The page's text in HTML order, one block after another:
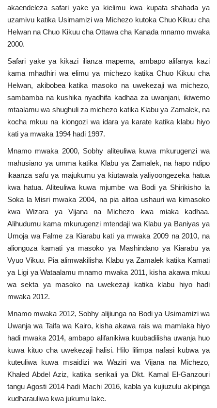
Nyaraka
Nafasi
Washiriki
Video
Maonyesho
Wadhamini
Language
English Swahili español
French Arabic
akaendeleza safari yake ya kielimu kwa kupata shahada ya
uzamivu katika Usimamizi wa Michezo kutoka Chuo Kikuu cha
Helwan na Chuo Kikuu cha Ottawa cha Kanada mnamo mwaka
2000.
Safari yake ya kikazi ilianza mapema, ambapo alifanya kazi
kama mhadhiri wa elimu ya michezo katika Chuo Kikuu cha
Helwan, akibobea katika masoko na uwekezaji wa michezo,
sambamba na kushika nyadhifa kadhaa za uwanjani, ikiwemo
mtaalamu wa shughuli za michezo katika Klabu ya Zamalek, na
kocha mkuu na kiongozi wa idara ya karate katika klabu hiyo
kati ya mwaka 1994 hadi 1997.
Mnamo mwaka 2000, Sobhy aliteuliwa kuwa mkurugenzi wa
mahusiano ya umma katika Klabu ya Zamalek, na hapo ndipo
ikaanza safu ya majukumu ya kiutawala yaliyoongezeka hatua
kwa hatua. Aliteuliwa kuwa mjumbe wa Bodi ya Shirikisho la
Soka la Misri mwaka 2004, na pia alitoa ushauri wa kimasoko
kwa Wizara ya Vijana na Michezo kwa miaka kadhaa.
Alihudumu kama mkurugenzi mtendaji wa Klabu ya Baniyas ya
Umoja wa Falme za Kiarabu kati ya mwaka 2009 na 2010, na
aliongoza kamati ya masoko ya Mashindano ya Kiarabu ya
Vyuo Vikuu. Pia alimwakilisha Klabu ya Zamalek katika Kamati
ya Ligi ya Wataalamu mnamo mwaka 2011, kisha akawa mkuu
wa sekta ya masoko na uwekezaji katika klabu hiyo hadi
mwaka 2012.
Mnamo mwaka 2012, Sobhy alijiunga na Bodi ya Usimamizi wa
Uwanja wa Taifa wa Kairo, kisha akawa rais wa mamlaka hiyo
hadi mwaka 2014, ambapo alifanikiwa kuubadilisha uwanja huo
kuwa kituo cha uwekezaji halisi. Hilo lilimpa nafasi kubwa ya
kuteuliwa kuwa msaidizi wa Waziri wa Vijana na Michezo,
Khaled Abdel Aziz, katika serikali ya Dkt. Kamal El-Ganzouri
tangu Agosti 2014 hadi Machi 2016, kabla ya kujiuzulu akipinga
kudharauliwa kwa jukumu lake.